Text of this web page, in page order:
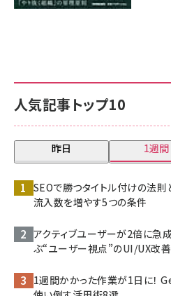
人気記事トップ10
昨日 1週間
SEOで勝つタイトル付けの法則
流入数を増やす5つの条件
アクティブユーザーが2倍に急
ぶ“ユーザー視点”のUI/UX改善
1週間かかった作業が1日に